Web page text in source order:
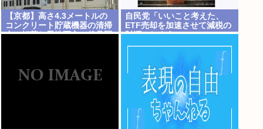
【京都】高さ4.3メートルの
コンクリート貯蔵機器の清掃
中に転落し男性死亡、伏見区
自民党「いいこと考えた、
ETF売却を加速させて減税の
財源にしよう」